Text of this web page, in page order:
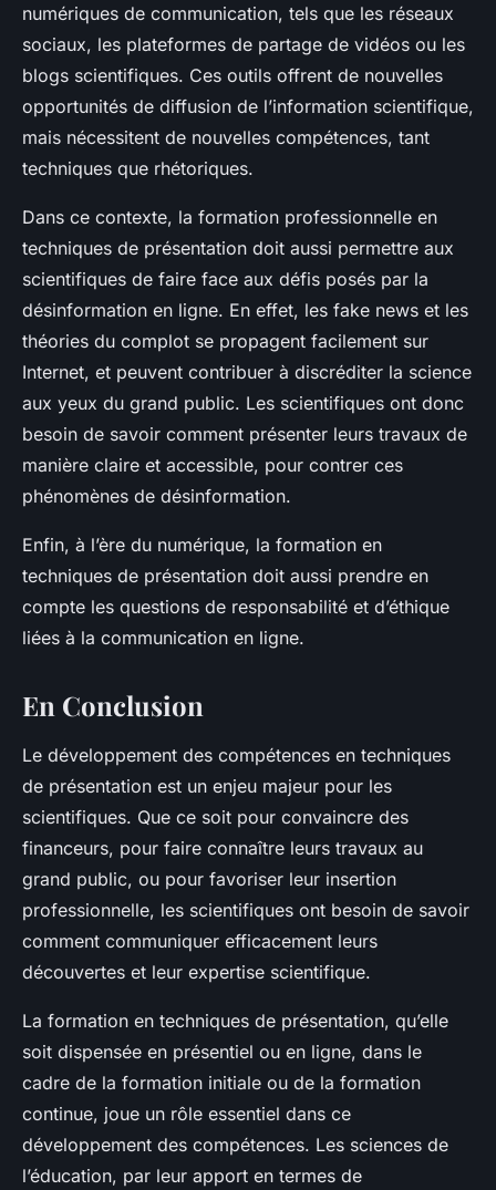
numériques de communication, tels que les réseaux
sociaux, les plateformes de partage de vidéos ou les
blogs scientifiques. Ces outils offrent de nouvelles
opportunités de diffusion de l’information scientifique,
mais nécessitent de nouvelles compétences, tant
techniques que rhétoriques.
Dans ce contexte, la formation professionnelle en
techniques de présentation doit aussi permettre aux
scientifiques de faire face aux défis posés par la
désinformation en ligne. En effet, les fake news et les
théories du complot se propagent facilement sur
Internet, et peuvent contribuer à discréditer la science
aux yeux du grand public. Les scientifiques ont donc
besoin de savoir comment présenter leurs travaux de
manière claire et accessible, pour contrer ces
phénomènes de désinformation.
Enfin, à l’ère du numérique, la formation en
techniques de présentation doit aussi prendre en
compte les questions de responsabilité et d’éthique
liées à la communication en ligne.
En Conclusion
Le développement des compétences en techniques
de présentation est un enjeu majeur pour les
scientifiques. Que ce soit pour convaincre des
financeurs, pour faire connaître leurs travaux au
grand public, ou pour favoriser leur insertion
professionnelle, les scientifiques ont besoin de savoir
comment communiquer efficacement leurs
découvertes et leur expertise scientifique.
La formation en techniques de présentation, qu’elle
soit dispensée en présentiel ou en ligne, dans le
cadre de la formation initiale ou de la formation
continue, joue un rôle essentiel dans ce
développement des compétences. Les sciences de
l’éducation, par leur apport en termes de